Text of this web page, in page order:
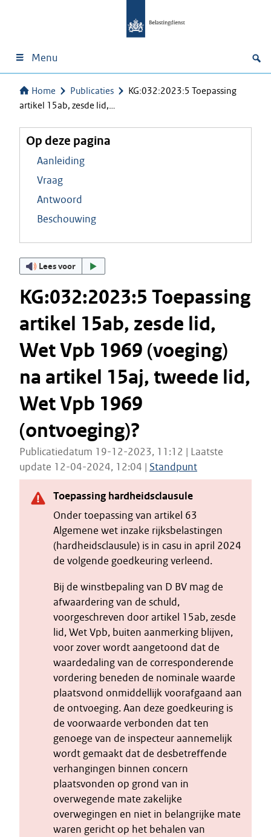
Menu
Home Publicaties
KG:032:2023:5 Toepassing
artikel 15ab, zesde lid,…
Op deze pagina
Aanleiding
Vraag
Antwoord
Beschouwing
Lees voor
KG:032:2023:5 Toepassing
artikel 15ab, zesde lid,
Wet Vpb 1969 (voeging)
na artikel 15aj, tweede lid,
Wet Vpb 1969
(ontvoeging)?
Publicatiedatum 19-12-2023, 11:12 | Laatste
update 12-04-2024, 12:04 | Standpunt
Toepassing hardheidsclausule
Onder toepassing van artikel 63
Algemene wet inzake rijksbelastingen
(hardheidsclausule) is in casu in april 2024
de volgende goedkeuring verleend.
Bij de winstbepaling van D BV mag de
afwaardering van de schuld,
voorgeschreven door artikel 15ab, zesde
lid, Wet Vpb, buiten aanmerking blijven,
voor zover wordt aangetoond dat de
waardedaling van de corresponderende
vordering beneden de nominale waarde
plaatsvond onmiddellijk voorafgaand aan
de ontvoeging. Aan deze goedkeuring is
de voorwaarde verbonden dat ten
genoege van de inspecteur aannemelijk
wordt gemaakt dat de desbetreffende
verhangingen binnen concern
plaatsvonden op grond van in
overwegende mate zakelijke
overwegingen en niet in belangrijke mate
waren gericht op het behalen van